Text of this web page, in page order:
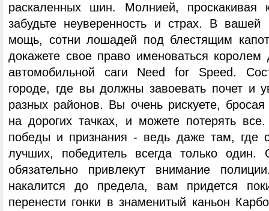
раскаленных шин. Молнией, проскакивая
забудьте неуверенность и страх. В вашей
мощь, сотни лошадей под блестящим
докажете свое право именоваться
автомобильной саги Need for Speed.
городе, где вы должны завоевать почет и
разных районов. Вы очень рискуете,
на дорогих тачках, и можете потерять
победы и признания - ведь даже там, где
лучших, победитель всегда только один.
обязательно привлекут внимание
накалится до предела, вам придется
перенести гонки в знаменитый каньон